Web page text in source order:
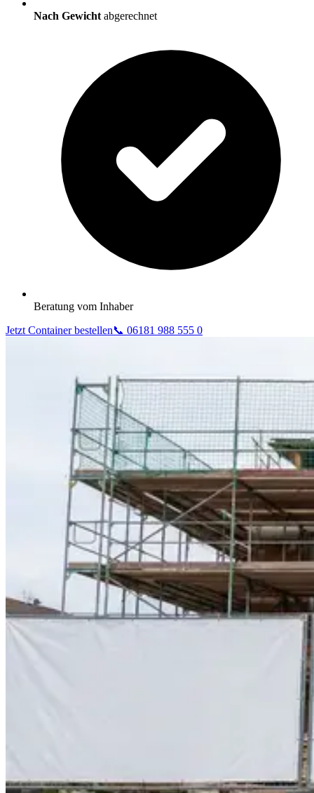
Nach Gewicht abgerechnet
Beratung vom Inhaber
Jetzt Container bestellen📞 06181 988 555 0